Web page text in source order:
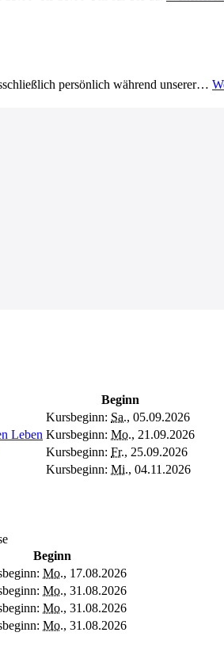
persönlich während unserer…
Beginn
Kursbeginn: Sa., 05.09.2026
Leben Kursbeginn: Mo., 21.09.2026
Kursbeginn: Fr., 25.09.2026
Kursbeginn: Mi., 04.11.2026
Beginn
Mo., 17.08.2026
Mo., 31.08.2026
Mo., 31.08.2026
Mo., 31.08.2026